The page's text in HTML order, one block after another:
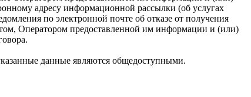
адресу информационной рассылки (об услугах
по электронной почте об отказе от получения
Оператором предоставленной им информации и (или)
данные являются общедоступными.